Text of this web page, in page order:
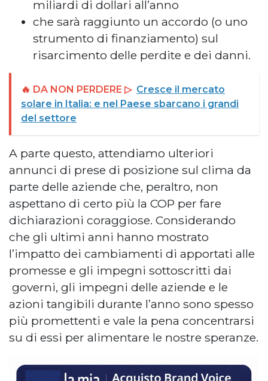
miliardi di dollari all’anno
che sarà raggiunto un accordo (o uno
strumento di finanziamento) sul
risarcimento delle perdite e dei danni.
🔥 DA NON PERDERE ▷ Cresce il mercato
solare in Italia: e nel Paese sbarcano i grandi
del settore
A parte questo, attendiamo ulteriori
annunci di prese di posizione sul clima da
parte delle aziende che, peraltro, non
aspettano di certo più la COP per fare
dichiarazioni coraggiose. Considerando
che gli ultimi anni hanno mostrato
l’impatto dei cambiamenti di apportati alle
promesse e gli impegni sottoscritti dai
governi, gli impegni delle aziende e le
azioni tangibili durante l’anno sono spesso
più promettenti e vale la pena concentrarsi
su di essi per alimentare le nostre speranze.